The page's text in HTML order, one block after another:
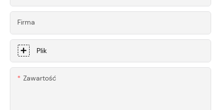
Firma
Plik
Zawartość